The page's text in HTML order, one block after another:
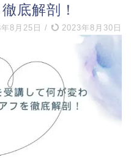
底解剖！
8月25日 / 2023年8月30日